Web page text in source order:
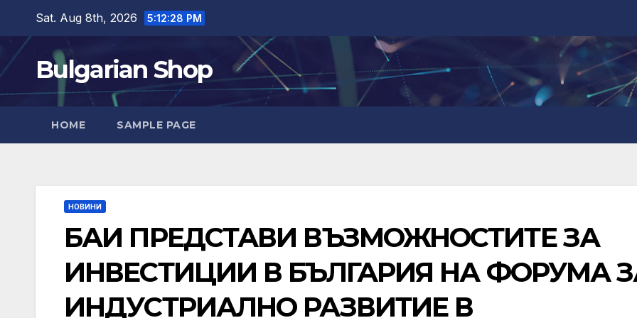
content
Sat. Aug 8th, 2026 5:12:29 PM
Bulgarian Shop
HOME SAMPLE PAGE
НОВИНИ
БАИ ПРЕДСТАВИ ВЪЗМОЖНОСТИТЕ ЗА
ИНВЕСТИЦИИ В БЪЛГАРИЯ НА ФОРУМА
ИНДУСТРИАЛНО РАЗВИТИЕ В